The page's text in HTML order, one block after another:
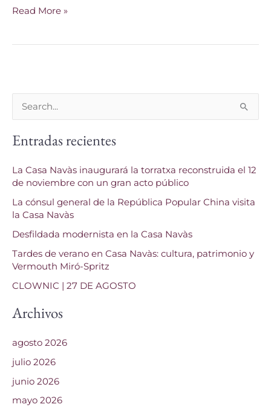
Read More »
s
a
r
p
o
r
:
Entradas recientes
La Casa Navàs inaugurará la torratxa reconstruida el 12
de noviembre con un gran acto público
La cónsul general de la República Popular China visita
la Casa Navàs
Desfildada modernista en la Casa Navàs
Tardes de verano en Casa Navàs: cultura, patrimonio y
Vermouth Miró-Spritz
CLOWNIC | 27 DE AGOSTO
Archivos
agosto 2026
julio 2026
junio 2026
mayo 2026